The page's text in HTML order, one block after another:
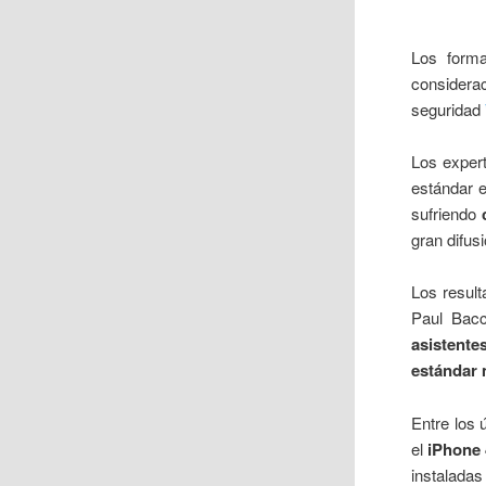
Los
seguridad
Los
estándar
sufriendo
gran
Los
Paul
estándar
Entre los
el